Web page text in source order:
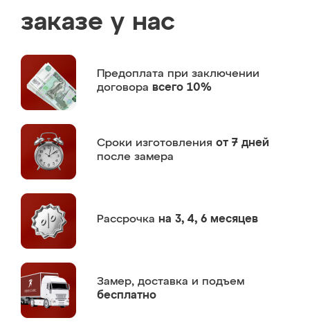
заказе у нас
Предоплата при заключении
договора всего 10%
Сроки изготовления от 7 дней
после замера
Рассрочка на 3, 4, 6 месяцев
Замер, доставка и подъем
бесплатно